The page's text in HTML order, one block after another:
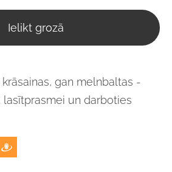
Ielikt grozā
gan melnbaltas -
lasītprasmei un darboties